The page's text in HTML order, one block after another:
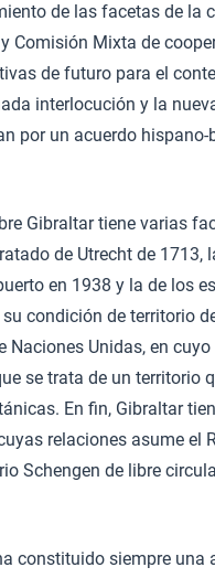
de las facetas de la
Comisión Mixta de
de futuro para el
interlocución y la
por un acuerdo hispano-
Gibraltar tiene varias
de Utrecht de 1713,
en 1938 y la de los
condición de territorio
Unidas, en
se trata de un territorio
En fin, Gibraltar
relaciones asume el
Schengen de libre
constituido siempre una